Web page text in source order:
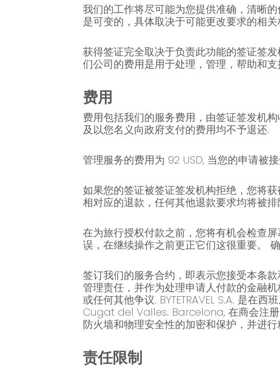
我们的工作将尽可能为您提供准确，清晰
是可变的，具体取决于可能更改要求的相
获得签证完全取决于负责此功能的签证签
们公司的费用是用于处理，管理，帮助和
费用
费用包括我们的服务费用，由签证签发机
及以您名义向政府支付的费用均不予退还.
管理服务的费用为 92 USD, 当您的申请被
如果您的签证被签证签发机构拒绝，您将
相对应的退款，任何其他退款要求均将被排
在为旅行授权付款之前，您将有机会检查
误，在继续操作之前更正它们这很重要。
签订我们的服务合约，即表示您接受本条款
管理责任，并作为处理申请人付款的金融
或任何其他争议. BYTETRAVEL S.A. 是在
Cugat del Valles. Barcelona, 在商会注册
防火墙和物理安全性的加密和保护，并进
责任限制